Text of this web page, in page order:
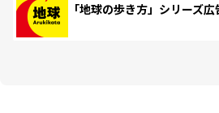
「地球の歩き方」シリーズ